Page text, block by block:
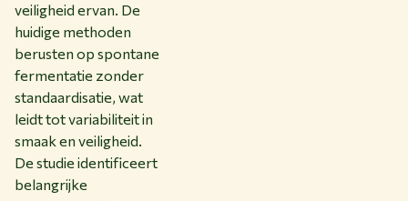
veiligheid ervan. De
huidige methoden
berusten op spontane
fermentatie zonder
standaardisatie, wat
leidt tot variabiliteit in
smaak en veiligheid.
De studie identificeert
belangrijke